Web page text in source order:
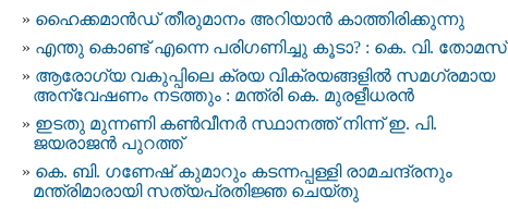
ഹൈക്കമാൻഡ് തീരുമാനം അറിയാൻ കാത്തിരിക്കുന്നു
എന്തു കൊണ്ട് എന്നെ പരിഗണിച്ചു കൂടാ? : കെ. വി. തോമസ്
ആരോഗ്യ വകുപ്പിലെ ക്രയ വിക്രയങ്ങളിൽ സമഗ്രമായ
അന്വേഷണം നടത്തും : മന്ത്രി കെ. മുരളീധരൻ
ഇടതു മുന്നണി കണ്‍വീനര്‍ സ്ഥാനത്ത് നിന്ന് ഇ. പി.
ജയരാജന്‍ പുറത്ത്‌
കെ. ബി. ഗണേഷ് കുമാറും കടന്നപ്പള്ളി രാമചന്ദ്രനും
മന്ത്രിമാരായി സത്യപ്രതിജ്ഞ ചെയ്തു